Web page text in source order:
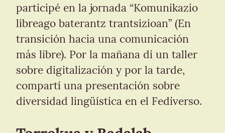
participé en la jornada “Komunikazio
libreago baterantz trantsizioan” (En
transición hacia una comunicación
más libre). Por la mañana di un taller
sobre digitalización y por la tarde,
compartí una presentación sobre
diversidad lingüística en el Fediverso.